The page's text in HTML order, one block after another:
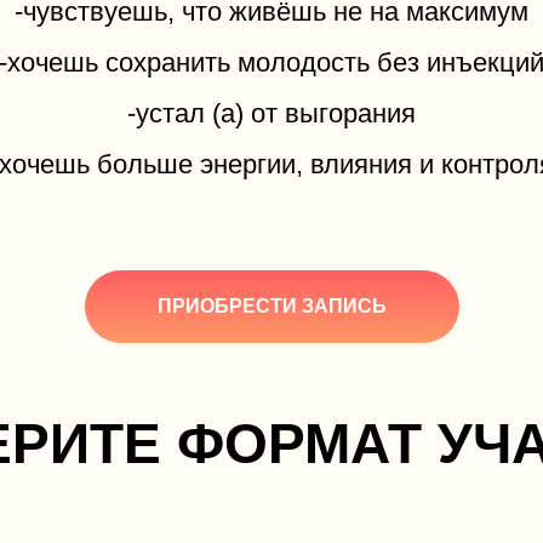
-чувствуешь, что живёшь не на максимум
-хочешь сохранить молодость без инъекций
-устал (а) от выгорания
больше энергии, влияния и
ПРИОБРЕСТИ ЗАПИСЬ
ФОРМАТ